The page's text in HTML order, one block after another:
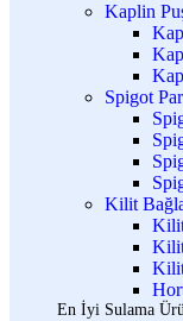
Kaplin
Spigot
Kilit
En İyi Sulama